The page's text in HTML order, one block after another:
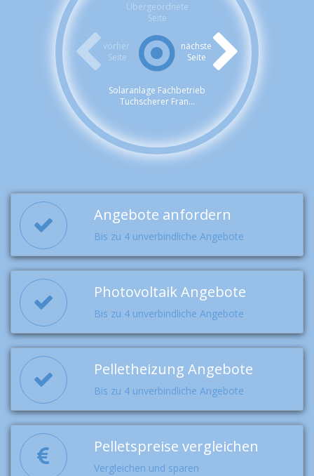
Übergeordnete
Seite
vorher.
Seite
nächste
Seite
Solaranlage Fachbetrieb
Tuchscherer Fran...
Angebote anfordern
Bis zu 4 unverbindliche Angebote
Photovoltaik Angebote
Bis zu 4 unverbindliche Angebote
Pelletheizung Angebote
Bis zu 4 unverbindliche Angebote
Pelletspreise vergleichen
Vergleichen und sparen